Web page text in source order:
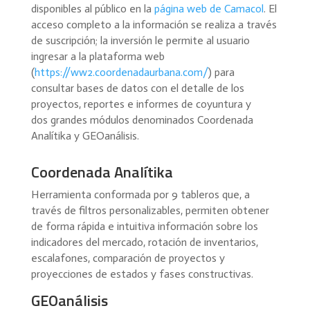
disponibles al público en la página web de Camacol. El
acceso completo a la información se realiza a través
de suscripción; la inversión le permite al usuario
ingresar a la plataforma web
(https://ww2.coordenadaurbana.com/) para
consultar bases de datos con el detalle de los
proyectos, reportes e informes de coyuntura y
dos grandes módulos denominados Coordenada
Analítika y GEOanálisis.
Coordenada Analítika
Herramienta conformada por 9 tableros que, a
través de filtros personalizables, permiten obtener
de forma rápida e intuitiva información sobre los
indicadores del mercado, rotación de inventarios,
escalafones, comparación de proyectos y
proyecciones de estados y fases constructivas.
GEOanálisis